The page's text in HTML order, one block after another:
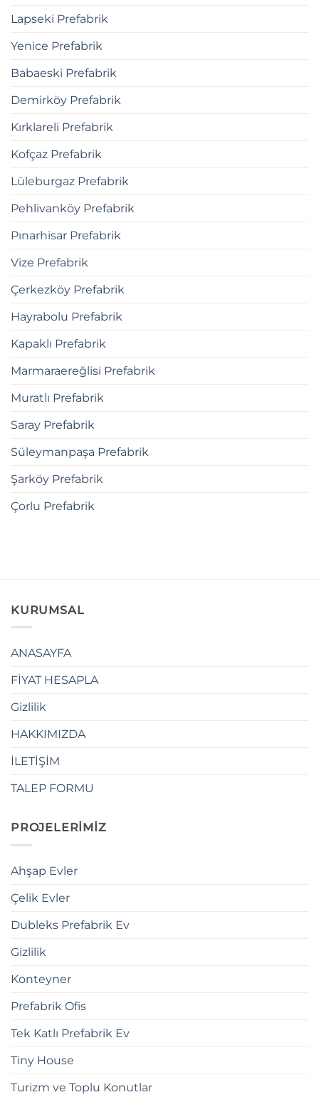
Lapseki Prefabrik
Yenice Prefabrik
Babaeski Prefabrik
Demirköy Prefabrik
Kırklareli Prefabrik
Kofçaz Prefabrik
Lüleburgaz Prefabrik
Pehlivanköy Prefabrik
Pınarhisar Prefabrik
Vize Prefabrik
Çerkezköy Prefabrik
Hayrabolu Prefabrik
Kapaklı Prefabrik
Marmaraereğlisi Prefabrik
Muratlı Prefabrik
Saray Prefabrik
Süleymanpaşa Prefabrik
Şarköy Prefabrik
Çorlu Prefabrik
KURUMSAL
ANASAYFA
FİYAT HESAPLA
Gizlilik
HAKKIMIZDA
İLETİŞİM
TALEP FORMU
PROJELERİMİZ
Ahşap Evler
Çelik Evler
Dubleks Prefabrik Ev
Gizlilik
Konteyner
Prefabrik Ofis
Tek Katlı Prefabrik Ev
Tiny House
Turizm ve Toplu Konutlar